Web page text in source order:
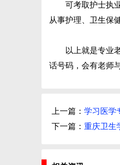
可考取护士执业
从事护理、卫生保
以上就是专业老
话号码，会有老师
上一篇： 学习医学
下一篇： 重庆卫生